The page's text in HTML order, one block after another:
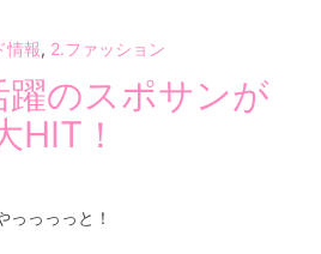
情報, 2.ファッション
躍のスポサンが
HIT！
っっっっと！